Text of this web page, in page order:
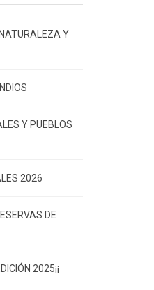
Y
Y PUEBLOS
2026
DE
2025¡¡